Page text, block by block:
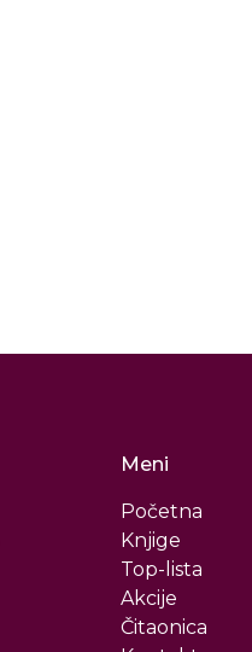
Meni
Početna
Knjige
Top-lista
Akcije
Čitaonica